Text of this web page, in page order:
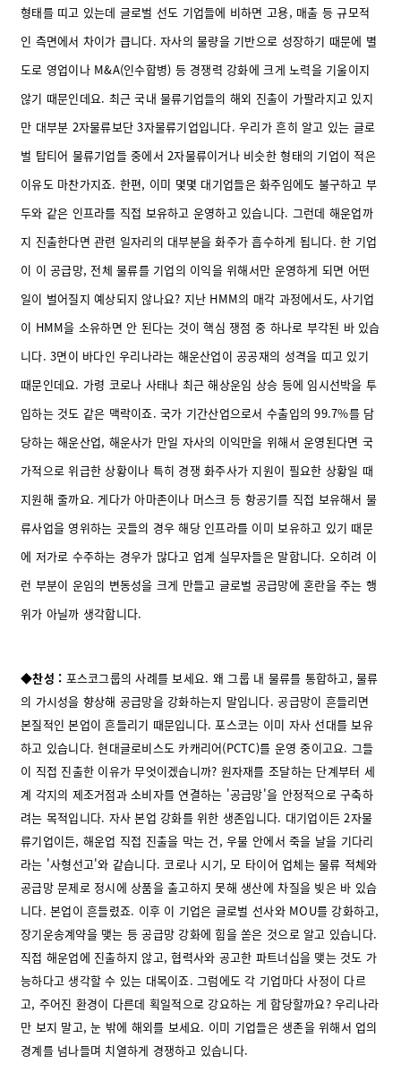
형태를 띠고 있는데 글로벌 선도 기업들에 비하면 고용, 매출 등 규모적
인 측면에서 차이가 큽니다. 자사의 물량을 기반으로 성장하기 때문에 별
도로 영업이나 M&A(인수합병) 등 경쟁력 강화에 크게 노력을 기울이지
않기 때문인데요. 최근 국내 물류기업들의 해외 진출이 가팔라지고 있지
만 대부분 2자물류보단 3자물류기업입니다. 우리가 흔히 알고 있는 글로
벌 탑티어 물류기업들 중에서 2자물류이거나 비슷한 형태의 기업이 적은
이유도 마찬가지죠. 한편, 이미 몇몇 대기업들은 화주임에도 불구하고 부
두와 같은 인프라를 직접 보유하고 운영하고 있습니다. 그런데 해운업까
지 진출한다면 관련 일자리의 대부분을 화주가 흡수하게 됩니다. 한 기업
이 이 공급망, 전체 물류를 기업의 이익을 위해서만 운영하게 되면 어떤
일이 벌어질지 예상되지 않나요? 지난 HMM의 매각 과정에서도, 사기업
이 HMM을 소유하면 안 된다는 것이 핵심 쟁점 중 하나로 부각된 바 있습
니다. 3면이 바다인 우리나라는 해운산업이 공공재의 성격을 띠고 있기
때문인데요. 가령 코로나 사태나 최근 해상운임 상승 등에 임시선박을 투
입하는 것도 같은 맥락이죠. 국가 기간산업으로서 수출입의 99.7%를 담
당하는 해운산업, 해운사가 만일 자사의 이익만을 위해서 운영된다면 국
가적으로 위급한 상황이나 특히 경쟁 화주사가 지원이 필요한 상황일 때
지원해 줄까요.게다가 아마존이나 머스크 등 항공기를 직접 보유해서 물
류사업을 영위하는 곳들의 경우 해당 인프라를 이미 보유하고 있기 때문
에 저가로 수주하는 경우가 많다고 업계 실무자들은 말합니다. 오히려 이
런 부분이 운임의 변동성을 크게 만들고 글로벌 공급망에 혼란을 주는 행
위가 아닐까 생각합니다.
◆찬성 : 포스코그룹의 사례를 보세요. 왜 그룹 내 물류를 통합하고, 물류
의 가시성을 향상해 공급망을 강화하는지 말입니다. 공급망이 흔들리면
본질적인 본업이 흔들리기 때문입니다. 포스코는 이미 자사 선대를 보유
하고 있습니다. 현대글로비스도 카캐리어(PCTC)를 운영 중이고요. 그들
이 직접 진출한 이유가 무엇이겠습니까? 원자재를 조달하는 단계부터 세
계 각지의 제조거점과 소비자를 연결하는 '공급망'을 안정적으로 구축하
려는 목적입니다. 자사 본업 강화를 위한 생존입니다. 대기업이든 2자물
류기업이든, 해운업 직접 진출을 막는 건, 우물 안에서 죽을 날을 기다리
라는 '사형선고'와 같습니다. 코로나 시기, 모 타이어 업체는 물류 적체와
공급망 문제로 정시에 상품을 출고하지 못해 생산에 차질을 빚은 바 있습
니다. 본업이 흔들렸죠. 이후 이 기업은 글로벌 선사와 MOU를 강화하고,
장기운송계약을 맺는 등 공급망 강화에 힘을 쏟은 것으로 알고 있습니다.
직접 해운업에 진출하지 않고, 협력사와 공고한 파트너십을 맺는 것도 가
능하다고 생각할 수 있는 대목이죠. 그럼에도 각 기업마다 사정이 다르
고, 주어진 환경이 다른데 획일적으로 강요하는 게 합당할까요? 우리나라
만 보지 말고, 눈 밖에 해외를 보세요. 이미 기업들은 생존을 위해서 업의
경계를 넘나들며 치열하게 경쟁하고 있습니다.